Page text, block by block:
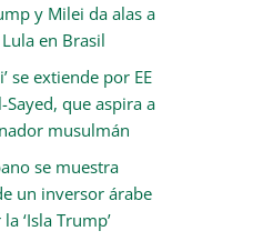
y Milei da alas a
en Brasil
se extiende por EE
Sayed, que aspira a
musulmán
se muestra
un inversor árabe
‘Isla Trump’